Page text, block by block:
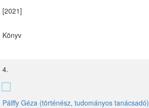
[2021]
Könyv
4.
Pálffy Géza (történész, tudományos tanácsadó)